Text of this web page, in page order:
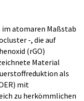
atomaren Maßstab
-, die auf
(rGO)
Material
als
mit
zu herkömmlichen